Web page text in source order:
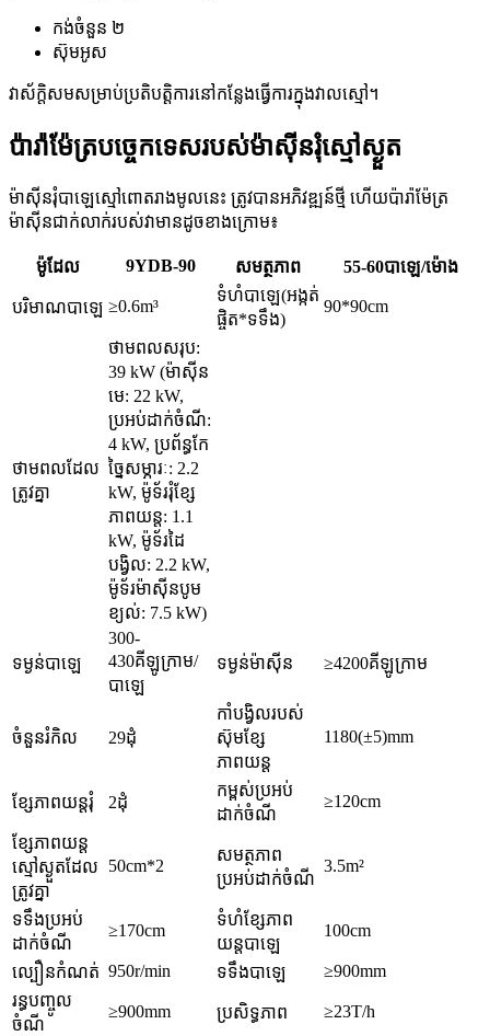
កង់ចំនួន ២
ស៊ុមអូស
វាស័ក្តិសមសម្រាប់ប្រតិបត្តិការនៅកន្លែងធ្វើការក្នុងវាលស្មៅ។
ប៉ារ៉ាម៉ែត្របច្ចេកទេសរបស់ម៉ាស៊ីនរុំស្មៅស្ងួត
ម៉ាស៊ីនរុំបាឡេស្មៅពោតរាងមូលនេះ ត្រូវបានអភិវឌ្ឍន៍ថ្មី ហើយប៉ារ៉ាម៉ែត្រ
ម៉ាស៊ីនជាក់លាក់របស់វាមានដូចខាងក្រោម៖
ម៉ូដែល 9YDB-90 សមត្ថភាព 55-60បាឡេ/ម៉ោង
បរិមាណបាឡេ ≥0.6m³
ទំហំបាឡេ(អង្កត់
ផ្ចិត*ទទឹង)
90*90cm
ថាមពលដែល
ត្រូវគ្នា
ថាមពលសរុប:
39 kW (ម៉ាស៊ីន
មេ: 22 kW,
ប្រអប់ដាក់ចំណី:
4 kW, ប្រព័ន្ធកែ
ច្នៃសម្ភារៈ: 2.2
kW, ម៉ូទ័ររុំខ្សែ
ភាពយន្ត: 1.1
kW, ម៉ូទ័រដៃ
បង្វិល: 2.2 kW,
ម៉ូទ័រម៉ាស៊ីនបូម
ខ្យល់: 7.5 kW)
ទម្ងន់បាឡេ
300-
430គីឡូក្រាម/
បាឡេ
ទម្ងន់ម៉ាស៊ីន ≥4200គីឡូក្រាម
ចំនួនរំកិល 29ដុំ
កាំបង្វិលរបស់
ស៊ុមខ្សែ
ភាពយន្ត
1180(±5)mm
ខ្សែភាពយន្តរុំ 2ដុំ
កម្ពស់ប្រអប់
ដាក់ចំណី
≥120cm
ខ្សែភាពយន្ត
ស្មៅស្ងួតដែល
ត្រូវគ្នា
50cm*2
សមត្ថភាព
ប្រអប់ដាក់ចំណី
3.5m²
ទទឹងប្រអប់
ដាក់ចំណី
≥170cm
ទំហំខ្សែភាព
យន្តបាឡេ
100cm
ល្បឿនកំណត់ 950r/min ទទឹងបាឡេ
≥900mm
រន្ធបញ្ចូល
ចំណី
≥900mm ប្រសិទ្ធភាព ≥23T/h